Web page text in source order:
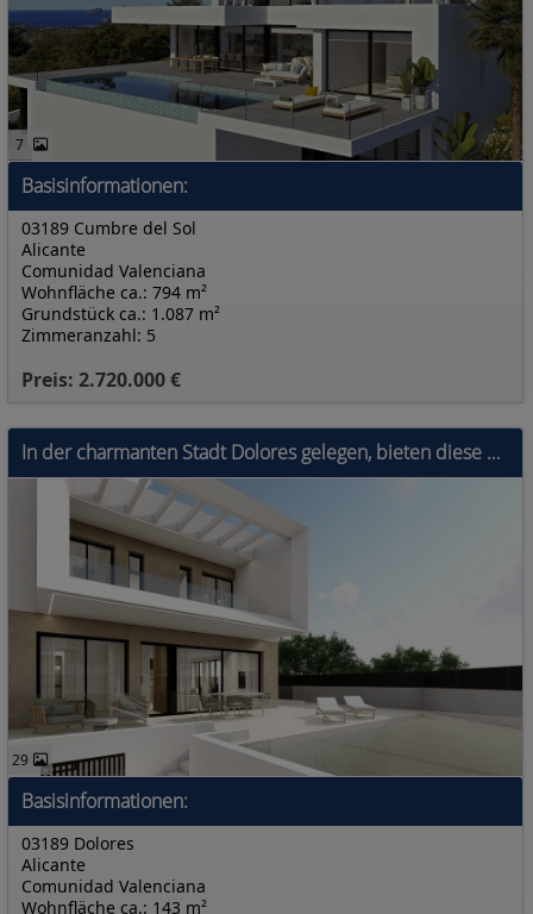
7
Basisinformationen:
03189 Cumbre del Sol
Alicante
Comunidad Valenciana
Preis: 2.720.000 €
Wohnfläche ca.: 794 m²
Grundstück ca.: 1.087 m²
Zimmeranzahl: 5
In der charmanten Stadt Dolores gelegen, bieten diese Reihenhäuser eine hervorragende Gelegenheit für diejenigen, die ein Zuhause in einer ruhigen un
29
Basisinformationen:
03189 Dolores
Alicante
Comunidad Valenciana
Wohnfläche ca.: 143 m²